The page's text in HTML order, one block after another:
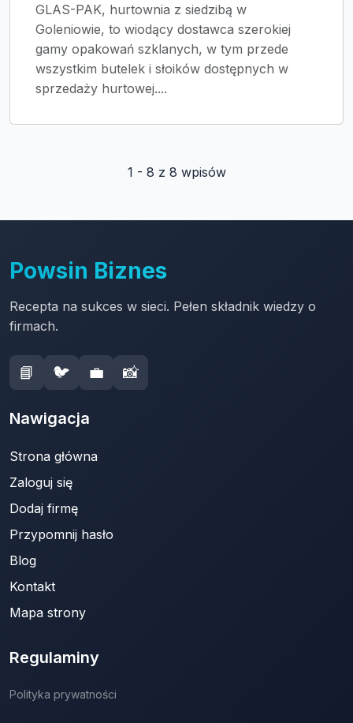
GLAS-PAK, hurtownia z siedzibą w
Goleniowie, to wiodący dostawca szerokiej
gamy opakowań szklanych, w tym przede
wszystkim butelek i słoików dostępnych w
sprzedaży hurtowej....
1 - 8 z 8 wpisów
Powsin Biznes
Recepta na sukces w sieci. Pełen składnik wiedzy o
firmach.
📘 🐦 💼 📸
Nawigacja
Strona główna
Zaloguj się
Dodaj firmę
Przypomnij hasło
Blog
Kontakt
Mapa strony
Regulaminy
Polityka prywatności